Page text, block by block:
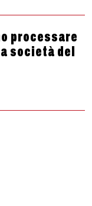
processare
società del